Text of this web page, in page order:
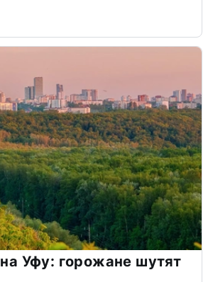
Уфу: горожане шутят